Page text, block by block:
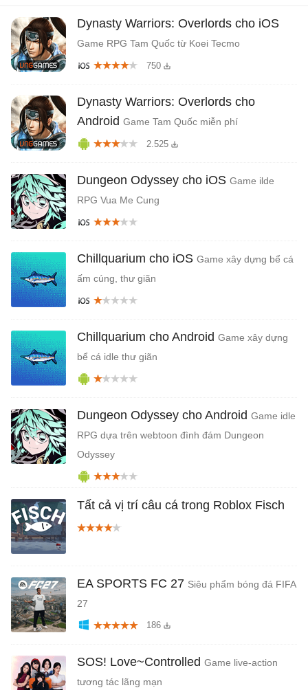
Dynasty Warriors: Overlords cho iOS
Game RPG Tam Quốc từ Koei Tecmo
750
Dynasty Warriors: Overlords cho
Android Game Tam Quốc miễn phí
2.525
Dungeon Odyssey cho iOS Game ilde
RPG Vua Me Cung
Chillquarium cho iOS Game xây dựng bể cá
ấm cúng, thư giãn
Chillquarium cho Android Game xây dựng
bể cá idle thư giãn
Dungeon Odyssey cho Android Game idle
RPG dựa trên webtoon đình đám Dungeon
Odyssey
Tất cả vị trí câu cá trong Roblox Fisch
EA SPORTS FC 27 Siêu phẩm bóng đá FIFA
27
186
SOS! Love~Controlled Game live-action
tương tác lãng mạn